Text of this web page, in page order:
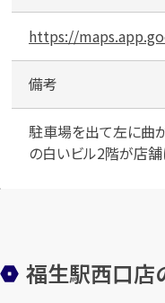
https://
備考
駐車場を出て左に曲
の白いビル2階が店
福生駅西口店